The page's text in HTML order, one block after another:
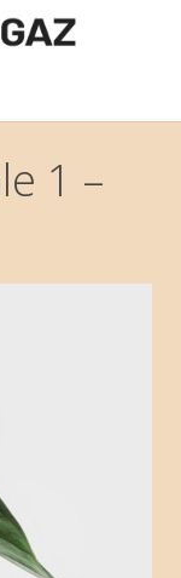
1 –